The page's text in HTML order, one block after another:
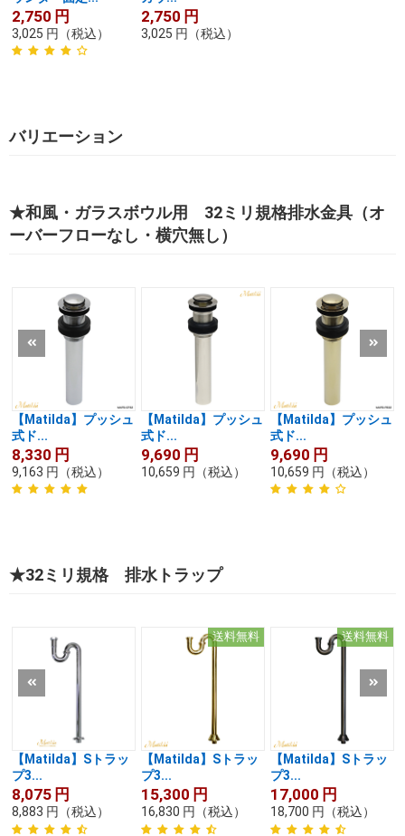
2,750 円
3,025 円 （税込）
2,750 円
3,025 円 （税込）
バリエーション
★和風・ガラスボウル用 32ミリ規格排水金具（オ
ーバーフローなし・横穴無し）
【Matilda】プッシュ
式ド...
8,330 円
9,163 円 （税込）
【Matilda】プッシュ
式ド...
9,690 円
10,659 円 （税込）
【Matilda】プッシュ
式ド...
9,690 円
10,659 円 （税込）
★32ミリ規格 排水トラップ
【Matilda】Sトラッ
プ3...
8,075 円
8,883 円 （税込）
送料無料
【Matilda】Sトラッ
プ3...
15,300 円
16,830 円 （税込）
送料無料
【Matilda】Sトラッ
プ3...
17,000 円
18,700 円 （税込）